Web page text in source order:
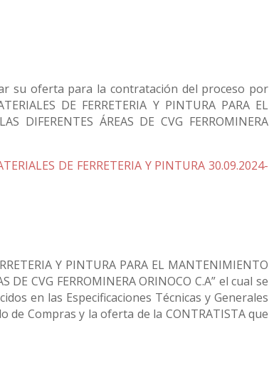
su oferta para la contratación del proceso por
DE FERRETERIA Y PINTURA PARA EL
DIFERENTES ÁREAS DE CVG FERROMINERA
DE FERRETERIA Y PINTURA 30.09.2024-
Y PINTURA PARA EL MANTENIMIENTO
DE CVG FERROMINERA ORINOCO C.A” el cual se
en las Especificaciones Técnicas y Generales
de Compras y la oferta de la CONTRATISTA que